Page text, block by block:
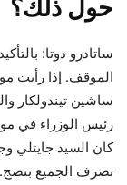
حول ذلك؟
الموقف. إذا رأيت
ساشين تيندولكار
رئيس الوزراء في
كان السيد جايتلي
تصرف الجميع بنضج.